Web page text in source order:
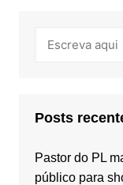
Posts
Pastor do PL
público para